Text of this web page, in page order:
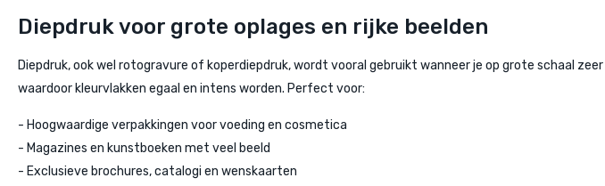
Diepdruk voor grote oplages en rijke beelden
Diepdruk, ook wel rotogravure of koperdiepdruk, wordt vooral gebruikt wanneer je op grote schaal
waardoor kleurvlakken egaal en intens worden. Perfect voor:
- Hoogwaardige verpakkingen voor voeding en cosmetica
- Magazines en kunstboeken met veel beeld
- Exclusieve brochures, catalogi en wenskaarten